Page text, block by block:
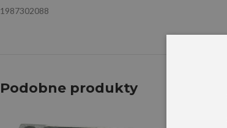
1987302088
Podobne produkty